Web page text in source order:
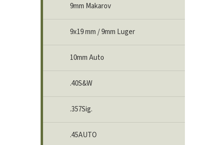
9mm Makarov
9x19 mm / 9mm Luger
10mm Auto
.40S&W
.357Sig.
.45AUTO